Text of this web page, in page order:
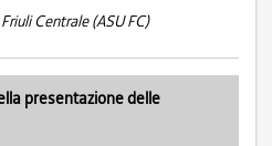
Centrale (ASU FC)
presentazione delle